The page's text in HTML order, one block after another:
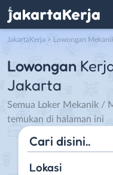
JakartaKerja > Lowongan
Lowongan
Jakarta
Semua Loker Mekanik /
temukan di halaman ini
Lokasi